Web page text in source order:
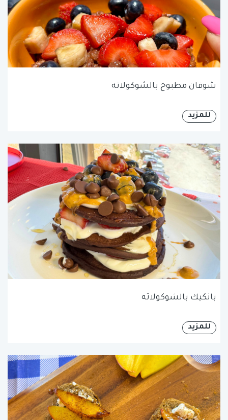
شوفان مطبوخ بالشوكولاته
للمزيد
بانكيك بالشوكولاته
للمزيد